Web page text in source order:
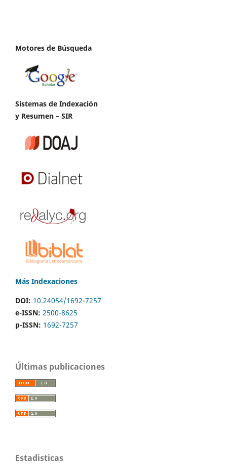
Motores de Búsqueda
Sistemas de Indexación
y Resumen – SIR
Más Indexaciones
DOI: 10.24054/1692-7257
e-ISSN: 2500-8625
p-ISSN: 1692-7257
Últimas publicaciones
Estadisticas